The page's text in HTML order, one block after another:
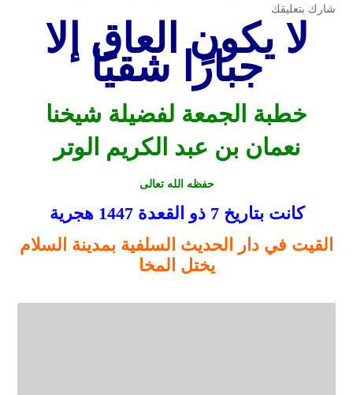
شارك بتعليقك
لا يكون العاق إلا
جبارًا شقيًا
خطبة الجمعة لفضيلة شيخنا
نعمان بن عبد الكريم الوتر
حفظه الله تعالى
كانت بتاريخ 7 ذو القعدة 1447
هجرية
القيت في دار الحديث السلفية بمدينة السلام
يختل المخا